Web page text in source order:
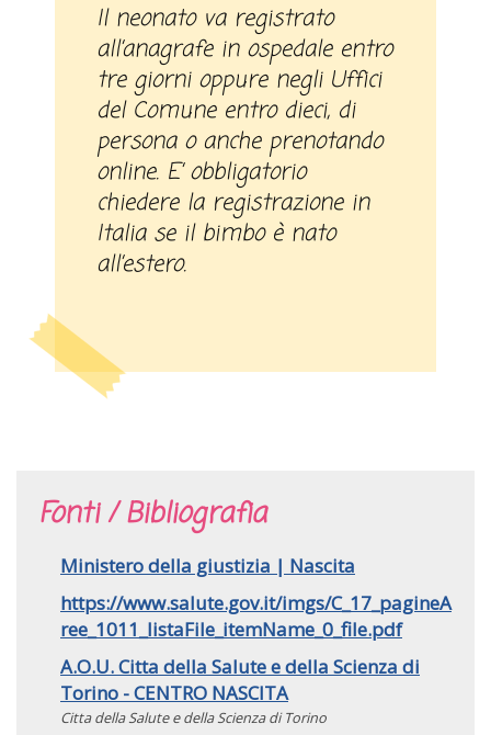
Il neonato va registrato
all’anagrafe in ospedale entro
tre giorni oppure negli Uffici
del Comune entro dieci, di
persona o anche prenotando
online. E’ obbligatorio
chiedere la registrazione in
Italia se il bimbo è nato
all’estero.
Fonti / Bibliografia
Ministero della giustizia | Nascita
https://www.salute.gov.it/imgs/C_17_pagineA
ree_1011_listaFile_itemName_0_file.pdf
A.O.U. Citta della Salute e della Scienza di
Torino - CENTRO NASCITA
Citta della Salute e della Scienza di Torino